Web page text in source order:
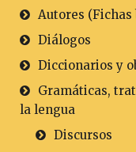
Autores
Diálogos
Diccionarios y
Gramáticas,
la lengua
Discursos